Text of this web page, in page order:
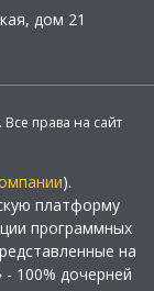
дом 21
права на сайт
).
платформу
программных
на
100% дочерней